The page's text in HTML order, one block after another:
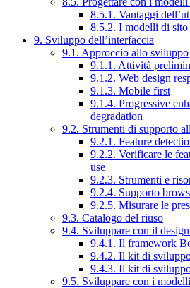
8.5.1. Vantaggi
8.5.2. I modelli di
9. Sviluppo dell’interfaccia
9.1. Approccio allo sviluppo
9.1.1. Attività
9.1.2. Web design
9.1.3. Mobile first
9.1.4. Progressive
degradation
9.2. Strumenti di supporto
9.2.1. Feature
9.2.2. Verificare le
use
9.2.3. Strumenti e
9.2.4. Supporto
9.2.5. Misurare le
9.3. Catalogo del riuso
9.4. Sviluppare con il
9.4.1. Il framework
9.4.2. Il kit di
9.4.3. Il kit di
9.5. Sviluppare con i